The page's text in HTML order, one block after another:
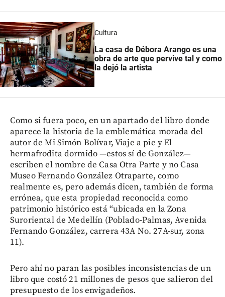
Cultura
La casa de Débora Arango es una
obra de arte que pervive tal y como
la dejó la artista
Como si fuera poco, en un apartado del libro donde
aparece la historia de la emblemática morada del
autor de Mi Simón Bolívar, Viaje a pie y El
hermafrodita dormido —estos sí de González—
escriben el nombre de Casa Otra Parte y no Casa
Museo Fernando González Otraparte, como
realmente es, pero además dicen, también de forma
errónea, que esta propiedad reconocida como
patrimonio histórico está “ubicada en la Zona
Suroriental de Medellín (Poblado-Palmas, Avenida
Fernando González, carrera 43A No. 27A-sur, zona
11).
Pero ahí no paran las posibles inconsistencias de un
libro que costó 21 millones de pesos que salieron del
presupuesto de los envigadeños.